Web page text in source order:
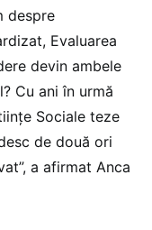
despre
Evaluarea
devin ambele
Cu ani în urmă
Sociale teze
de două ori
a afirmat Anca